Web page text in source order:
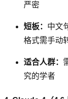
严密
短板： 中文
格式需手动
适合人群：
究的学者